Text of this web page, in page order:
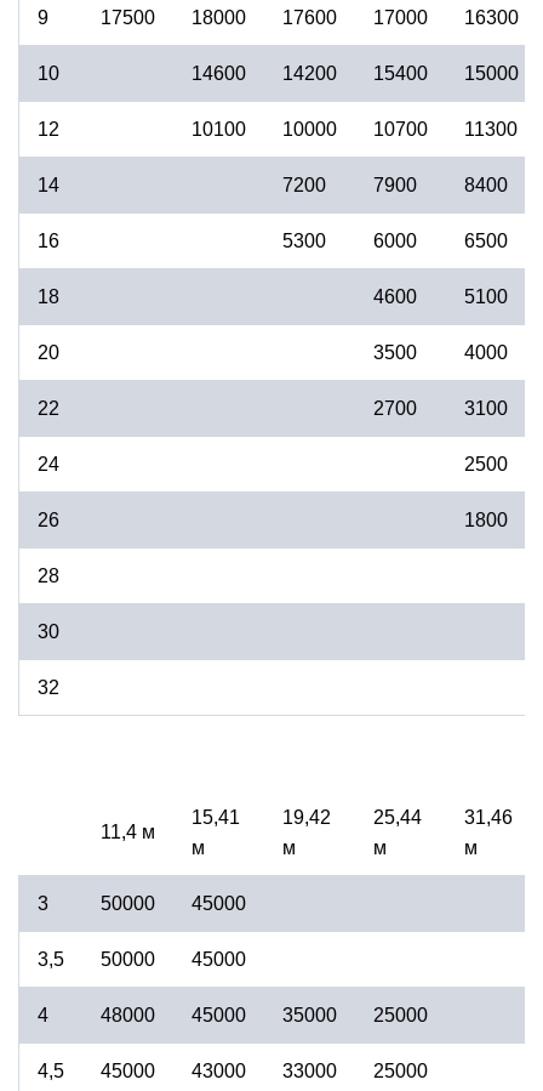
9 17500 18000 17600 17000 16300
10 14600 14200 15400 15000
12 10100 10000 10700 11300
14 7200 7900 8400
16 5300 6000 6500
18 4600 5100
20 3500 4000
22 2700 3100
24 2500
26 1800
28
30
32
11,4 м
15,41
м
19,42
м
25,44
м
31,46
м
3 50000 45000
3,5 50000 45000
4 48000 45000 35000 25000
4,5 45000 43000 33000 25000